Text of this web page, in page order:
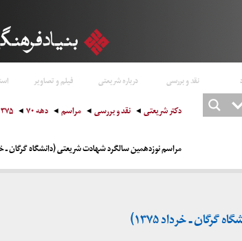
نقد و بررسی درباره شریعتی فیلم و تصاویر
دکتر شریعتی نقد و بررسی مراسم دهه ۷۰
مراسم نوزدهمین سالگرد شهادت شریعتی (دانشگاه گرگان ـ
ـ خرداد ۱۳۷۵)